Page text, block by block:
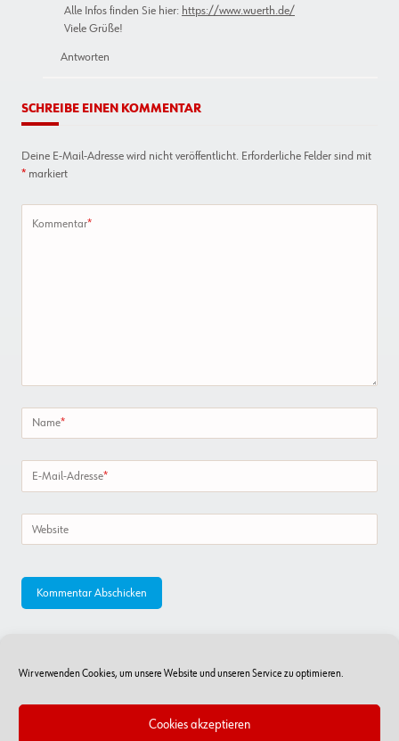
Wir verwenden Cookies, um unsere Website und unseren Service zu optimieren.
Cookies akzeptieren
Alle Infos finden Sie hier: https://www.wuerth.de/
Viele Grüße!
Antworten
SCHREIBE EINEN KOMMENTAR
Deine E-Mail-Adresse wird nicht veröffentlicht. Erforderliche Felder sind mit
* markiert
Kommentar*
Name*
E-Mail-Adresse*
Website